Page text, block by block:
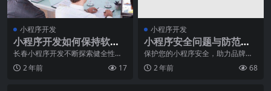
小程序开发
小程序开发如何保持软件
逻辑完整
长春小程序开发不断探索健全性测
试在验证新部署的软件变更的合理
性和逻辑方面的作用。
2 年前 17
小程序开发
小程序安全问题与防范措
施
保护您的小程序安全，助力品牌稳
健发展现今，小程序已经渗透到了
我们生活的方方面面。
2 年前 68